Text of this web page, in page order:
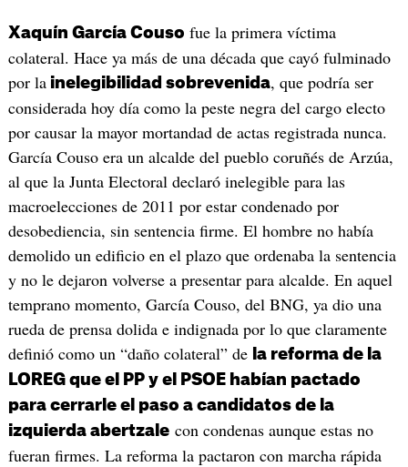
Xaquín García Couso fue la primera víctima
colateral. Hace ya más de una década que cayó fulminado
por lainelegibilidad sobrevenida, que podría ser
considerada hoy día como la peste negra del cargo electo
por causar la mayor mortandad de actas registrada nunca.
García Couso era un alcalde del pueblo coruñés de Arzúa,
al que la Junta Electoral declaró inelegible para las
macroelecciones de 2011 por estar condenado por
desobediencia, sin sentencia firme. El hombre no había
demolido un edificio en el plazo que ordenaba la sentencia
y no le dejaron volverse a presentar para alcalde. En aquel
temprano momento, García Couso, del BNG, ya dio una
rueda de prensa dolida e indignada por lo que claramente
definió como un “daño colateral” de la reforma de la
LOREG que el PP y el PSOE habían pactado
para cerrarle el paso a candidatos de la
izquierda abertzalecon condenas aunque estas no
fueran firmes. La reforma la pactaron con marcha rápida